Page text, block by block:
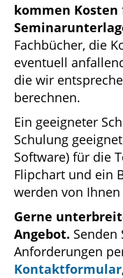
kommen Kosten
Fachbücher, die
eventuell
die wir
berechnen.
Ein geeigneter
Schulung
Software) für die
Flipchart und ein
werden von
Gerne
Angebot. Senden
Anforderungen
Kontaktformular